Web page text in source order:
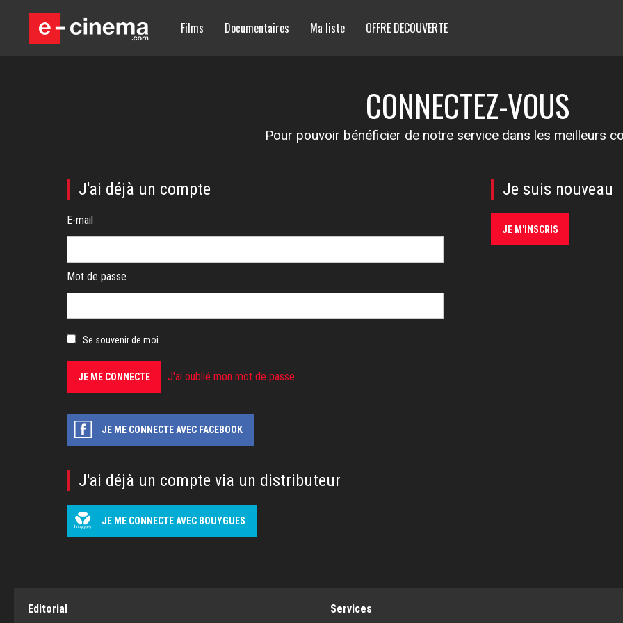
CONNECTEZ-VOUS
Pour pouvoir bénéficier de notre service dans les meilleurs
J'ai déjà un compte
E-mail
Mot de passe
Se souvenir de moi
J'ai oublié mon mot de passe
JE ME CONNECTE AVEC FACEBOOK
J'ai déjà un compte via un distributeur
JE ME CONNECTE AVEC BOUYGUES
Je suis nouveau
JE M'INSCRIS
Editorial Services
Films Documentaires Ma liste OFFRE DECOUVERTE